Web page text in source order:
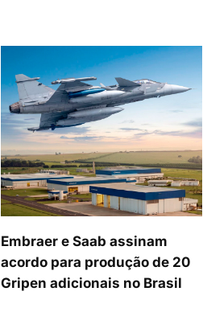
Embraer e Saab assinam
acordo para produção de 20
Gripen adicionais no Brasil